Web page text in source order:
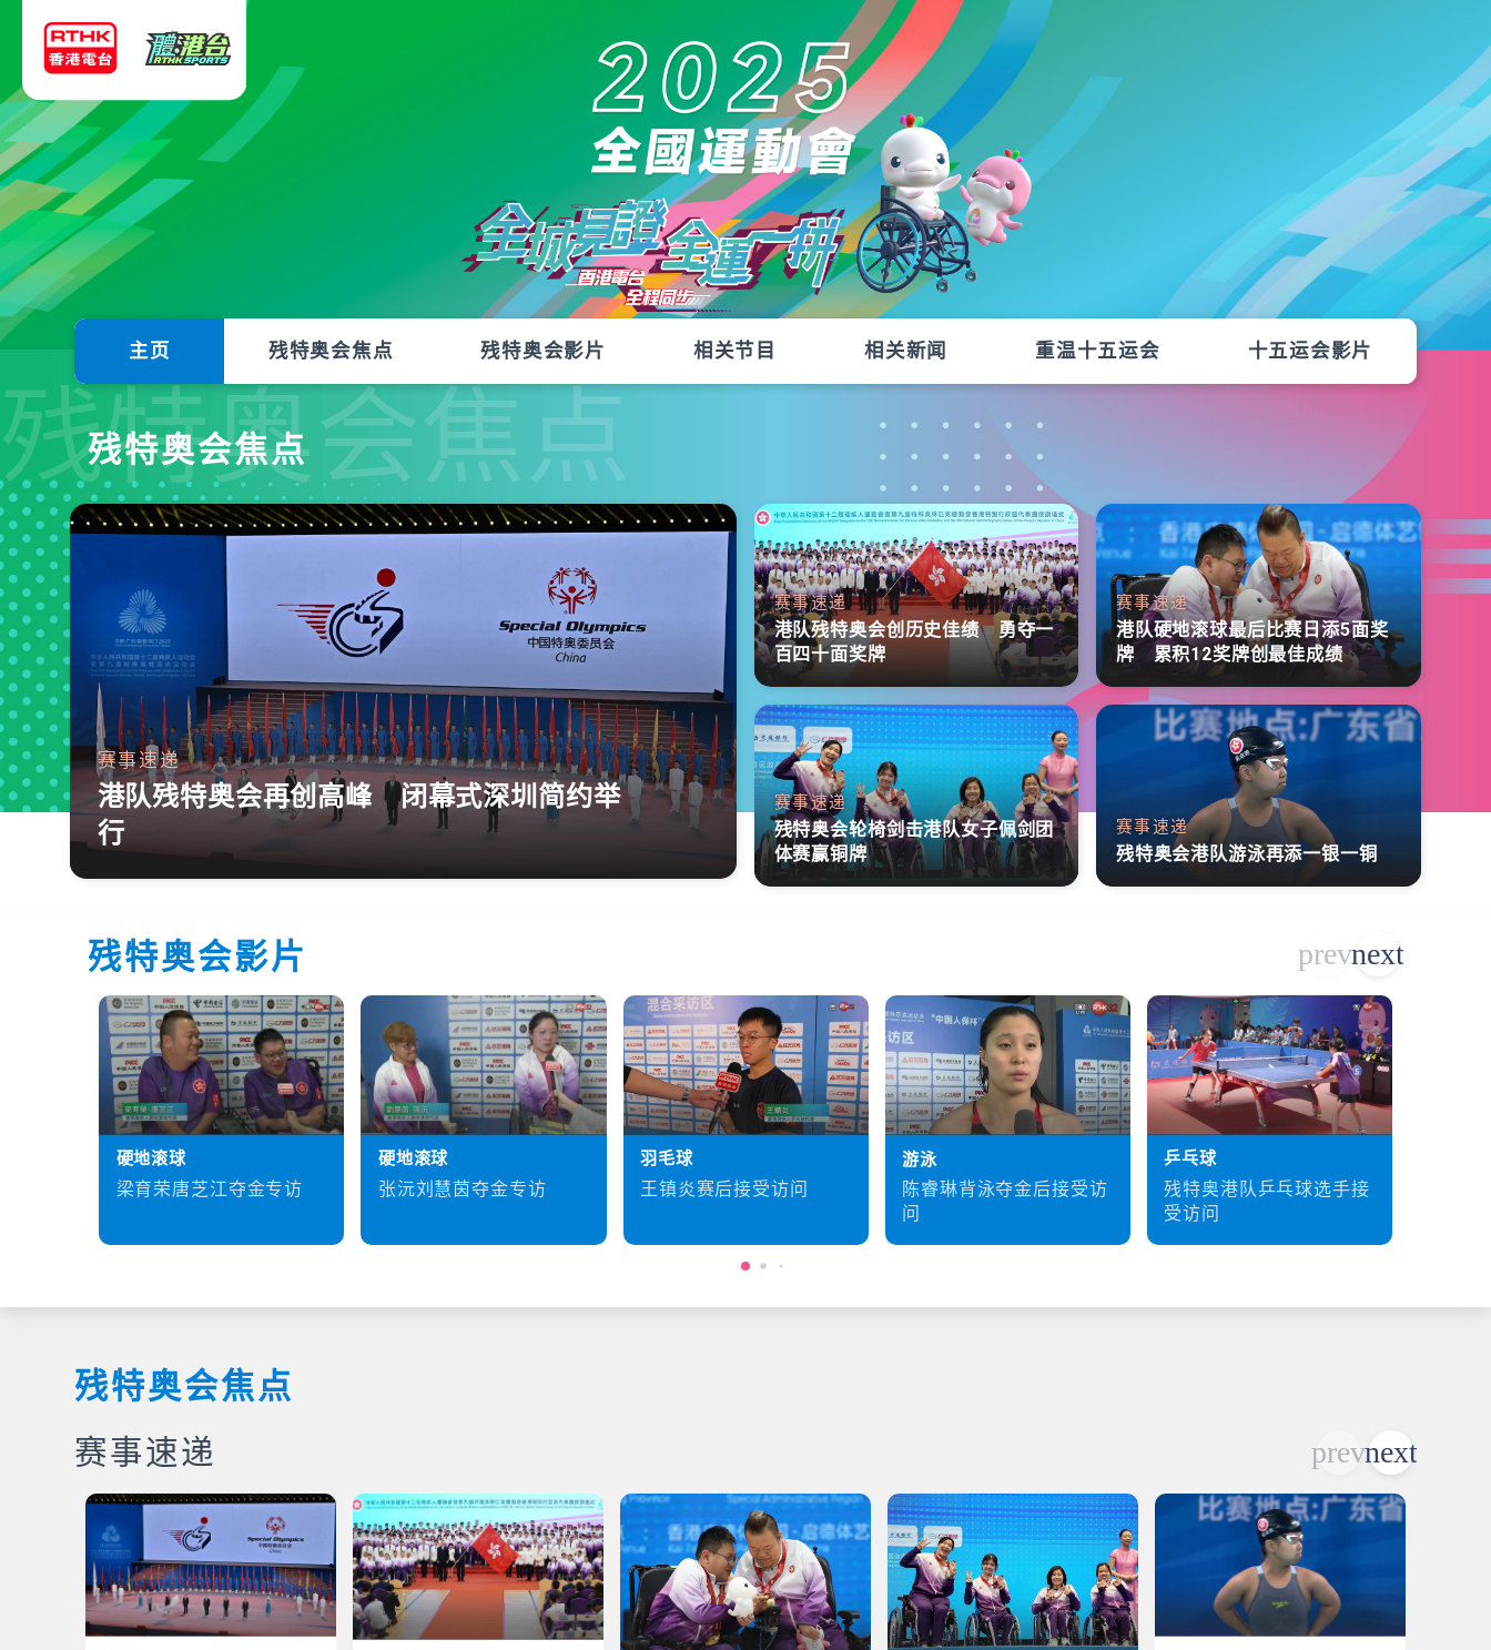
主页 残特奥会焦点 残特奥会影片 相关节目 相关新闻 重温十五运会 十五运会影片
残特奥会焦点
残特奥会焦点
赛事速递
港队残特奥会再创高峰 闭幕式深圳简约举
行
赛事速递
港队残特奥会创历史佳绩 勇夺一
百四十面奖牌
赛事速递
港队硬地滚球最后比赛日添5面奖
牌 累积12奖牌创最佳成绩
赛事速递
残特奥会轮椅剑击港队女子佩剑团
体赛赢铜牌
赛事速递
残特奥会港队游泳再添一银一铜
残特奥会影片
硬地滚球
梁育荣唐芝江夺金专访
硬地滚球
张沅刘慧茵夺金专访
羽毛球
王镇炎赛后接受访问
游泳
陈睿琳背泳夺金后接受访
问
乒乓球
残特奥港队乒乓球选手接
受访问
残特奥会焦点
赛事速递